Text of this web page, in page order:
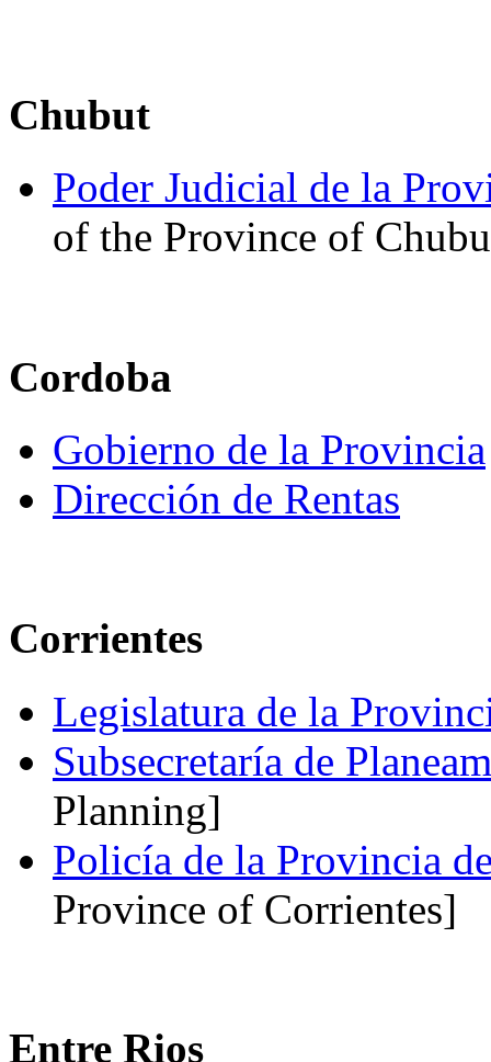
Chubut
Poder Judicial de la
of the Province of
Cordoba
Gobierno de la Provincia
Dirección de Rentas
Corrientes
Legislatura de la
Subsecretaría de
Planning]
Policía de la Provincia
Province of Corrientes]
Entre Rios